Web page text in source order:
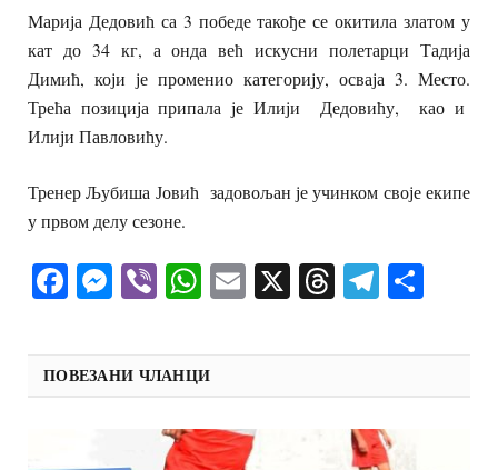
Марија Дедовић са 3 победе такође се окитила златом у
кат до 34 кг, а онда већ искусни полетарци Тадија
Димић, који је променио категорију, осваја 3. Место.
Трећа позиција припала је Илији Дедовићу, као и
Илији Павловићу.
Тренер Љубиша Јовић задовољан је учинком своје екипе
у првом делу сезоне.
Facebook
Messenger
ViberWhatsApp
Email
X Threads
ПОВЕЗАНИ ЧЛАНЦИ